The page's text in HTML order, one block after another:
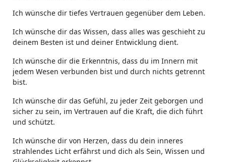
Ich wünsche dir tiefes Vertrauen gegenüber dem Leben.
Ich wünsche dir das Wissen, dass alles was geschieht zu
deinem Besten ist und deiner Entwicklung dient.
Ich wünsche dir die Erkenntnis, dass du im Innern mit
jedem Wesen verbunden bist und durch nichts getrennt
bist.
Ich wünsche dir das Gefühl, zu jeder Zeit geborgen und
sicher zu sein, im Vertrauen auf die Kraft, die dich führt
und schützt.
Ich wünsche dir von Herzen, dass du dein inneres
strahlendes Licht erfährst und dich als Sein, Wissen und